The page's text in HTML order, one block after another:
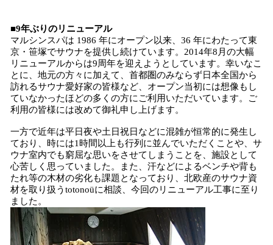
■9年ぶりのリニューアル
マルシンスパは 1986 年にオープン以来、36 年にわたって東
京・笹塚でサウナを提供し続けています。2014年8月の大幅
リニューアルからは9周年を迎えようとしています。幸いなこ
とに、地元の方々に加えて、首都圏のみならず日本全国から
訪れるサウナ愛好家の皆様など、オープン当初には想像もし
ていなかったほどの多くの方にご利用いただいています。ご
利用の皆様には改めて御礼申し上げます。
一方で近年は平日夜や土日祝日などに混雑が恒常的に発生し
ており、時には1時間以上も行列に並んでいただくことや、サ
ウナ室内でも窮屈な思いをさせてしまうことを、施設として
心苦しく思っていました。また、汗などによるベンチや背も
たれ等の木材の劣化も課題となっており、北欧産のサウナ資
材を取り扱うtotonoüに相談、今回のリニューアル工事に至り
ました。